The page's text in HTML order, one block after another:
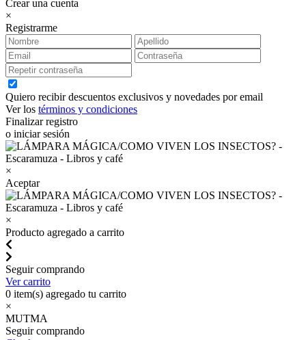
Crear una cuenta
×
Registrarme
Quiero recibir descuentos exclusivos y novedades por email
Ver los términos y condiciones
Finalizar registro
o iniciar sesión
×
Aceptar
×
Producto agregado a carrito
Seguir comprando
Ver carrito
0 item(s) agregado tu carrito
×
MUTMA
Seguir comprando